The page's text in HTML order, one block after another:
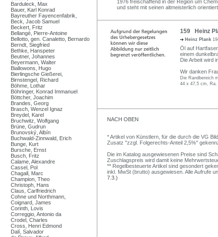
Barduleck, Max
Bauer, Karl Konrad
Bayreuther Fayencenfabrik,
Beck, Jacob Samuel
Beckert, Fritz
Bellangé, Pierre-Antoine
Bellotto, gen. Canaletto, Bernardo
Berndt, Siegfried
Bethke, Hanspeter
Beutner, Johannes
Beyermann, Walter
Biallowons, Hugo
Bierlingsche Gießerei,
Birnstengel, Richard
Böhme, Lothar
Böhringer, Konrad Immanuel
Böttcher, Joachim
Brandes, Georg
Brasch, Wenzel Ignaz
Breydel, Karel
Bruchwitz, Wolfgang
Brüne, Gudrun
Brunovský, Albín
Buchwald-Zinnwald, Erich
Bunge, Kurt
Bursche, Ernst
Busch, Fritz
Calame, Alexandre
Cassel, Pol
Chagall, Marc
Champion, Theo
Christoph, Hans
Claus, Carlfriedrich
Cohne und Northmann,
Coignard, James
Corinth, Lovis
Correggio, Antonio da
Crodel, Charles
Cross, Henri Edmond
Dalí, Salvador
1976 freischaffend in der Region um
und steht mit seinen altmeisterlich
159 Heinz
Heinz Plank
Öl auf
einem
Die Arbeit wird
Wir danken
Die Randbereich
44 x 47,5 cm,
NACH OBEN
* Artikel von Künstlern, für die durch die VG
Zusatz "zzgl. Folgerechts-Anteil 2,5%"
Die im Katalog ausgewiesenen Preise sind
Zuschlagspreis wird damit keine
** Regelbesteuerte Artikel sind gesondert
inkl. MwSt (brutto) ausgewiesen. Alle Aufrufe
7.3.)